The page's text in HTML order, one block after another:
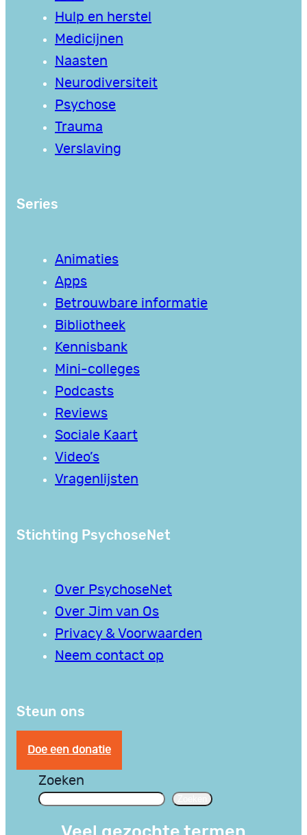
Hulp en herstel
Medicijnen
Naasten
Neurodiversiteit
Psychose
Trauma
Verslaving
Series
Animaties
Apps
Betrouwbare informatie
Bibliotheek
Kennisbank
Mini-colleges
Podcasts
Reviews
Sociale Kaart
Video’s
Vragenlijsten
Stichting PsychoseNet
Over PsychoseNet
Over Jim van Os
Privacy & Voorwaarden
Neem contact op
Steun ons
Doe een donatie
Zoeken